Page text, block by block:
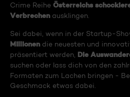
Crime Reihe Österreichs
Verbrechenausklingen.
Sei dabei, wenn in der Startup-
Millionendie neuesten und
präsentiert werden, Die
suchen oder lass dich von den
Formaten zum Lachen bringen -
Geschmack etwas dabei.